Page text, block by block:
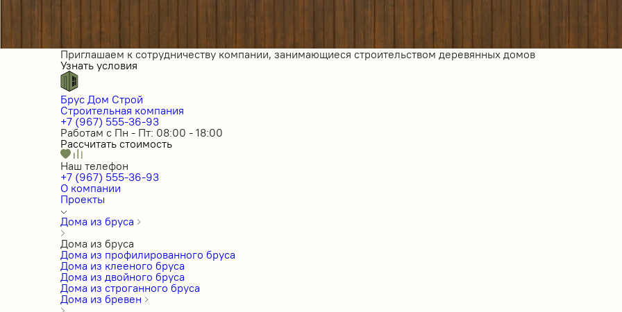
Приглашаем к сотрудничеству компании, занимающиеся строительством деревянных домов
Узнать условия
Брус Дом Строй
Строительная компания
+7 (967) 555-36-93
Работам с Пн - Пт: 08:00 - 18:00
Рассчитать стоимость
Наш телефон
+7 (967) 555-36-93
О компании
Проекты
Дома из бруса
Дома из бруса
Дома из профилированного бруса
Дома из клееного бруса
Дома из двойного бруса
Дома из строганного бруса
Дома из бревен